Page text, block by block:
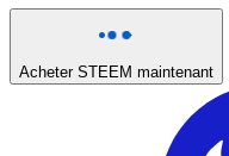
Acheter STEEM maintenant